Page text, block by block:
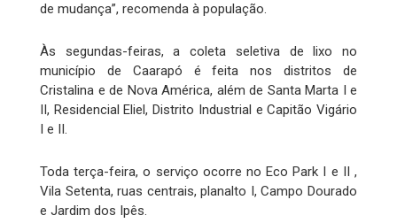
de mudança”, recomenda à população.
Às segundas-feiras, a coleta seletiva de lixo no
município de Caarapó é feita nos distritos de
Cristalina e de Nova América, além de Santa Marta I e
II, Residencial Eliel, Distrito Industrial e Capitão Vigário
I e II.
Toda terça-feira, o serviço ocorre no Eco Park I e II ,
Vila Setenta, ruas centrais, planalto I, Campo Dourado
e Jardim dos Ipês.